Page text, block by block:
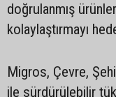
doğrulanmış
kolaylaştırmayı
Migros, Çevre,
ile sürdürülebilir